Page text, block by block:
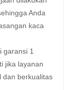
Anda
kaca
garansi 1
jika layanan
dan berkualitas